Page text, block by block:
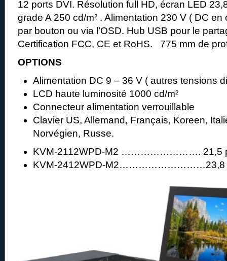
12 ports DVI. Résolution full HD, écran LED
grade A 250 cd/m² . Alimentation 230 V ( DC en
par bouton ou via l’OSD. Hub USB pour le
Certification FCC, CE et RoHS. 775 mm de
OPTIONS
Alimentation DC 9 – 36 V ( autres tensions
LCD haute luminosité 1000 cd/m²
Connecteur alimentation verrouillable
Clavier US, Allemand, Français, Koreen,
Norvégien, Russe.
KVM-2112WPD-M2 ……………………. 21,5
KVM-2412WPD-M2………………………23,8